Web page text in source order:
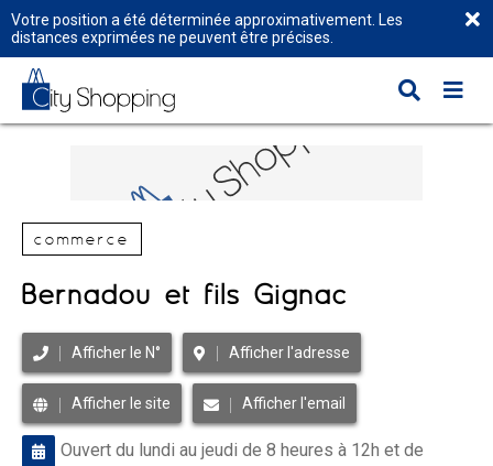
Votre position a été déterminée approximativement. Les
distances exprimées ne peuvent être précises.
commerce
Bernadou et fils Gignac
Afficher le N° Afficher l'adresse
Afficher le site Afficher l'email
Ouvert du lundi au jeudi de 8 heures à 12h et de